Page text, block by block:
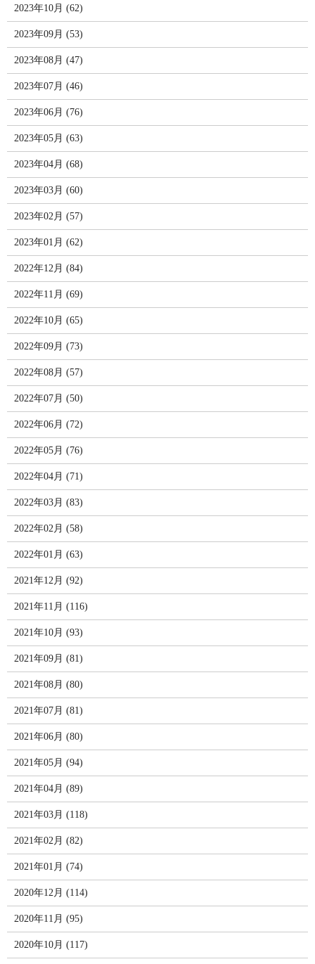
2023年10月 (62)
2023年09月 (53)
2023年08月 (47)
2023年07月 (46)
2023年06月 (76)
2023年05月 (63)
2023年04月 (68)
2023年03月 (60)
2023年02月 (57)
2023年01月 (62)
2022年12月 (84)
2022年11月 (69)
2022年10月 (65)
2022年09月 (73)
2022年08月 (57)
2022年07月 (50)
2022年06月 (72)
2022年05月 (76)
2022年04月 (71)
2022年03月 (83)
2022年02月 (58)
2022年01月 (63)
2021年12月 (92)
2021年11月 (116)
2021年10月 (93)
2021年09月 (81)
2021年08月 (80)
2021年07月 (81)
2021年06月 (80)
2021年05月 (94)
2021年04月 (89)
2021年03月 (118)
2021年02月 (82)
2021年01月 (74)
2020年12月 (114)
2020年11月 (95)
2020年10月 (117)